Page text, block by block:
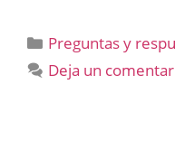
Categorías
Preguntas y
Deja un